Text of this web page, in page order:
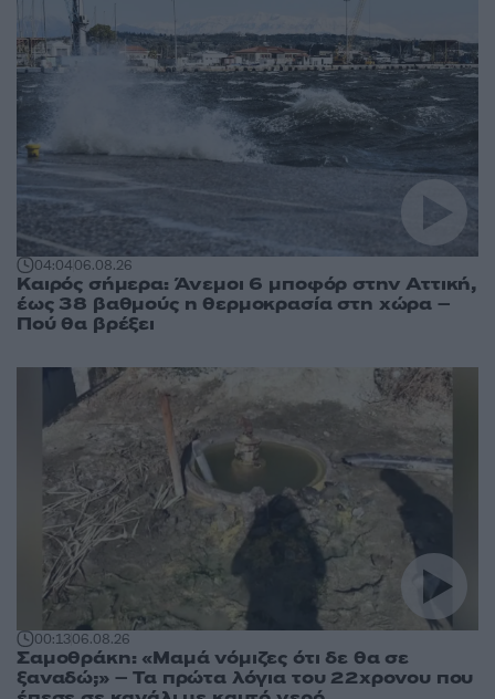
04:0406.08.26
Καιρός σήμερα: Άνεμοι 6 μποφόρ στην Αττική,
έως 38 βαθμούς η θερμοκρασία στη χώρα –
Πού θα βρέξει
00:1306.08.26
Σαμοθράκη: «Μαμά νόμιζες ότι δε θα σε
ξαναδώ;» – Τα πρώτα λόγια του 22χρονου που